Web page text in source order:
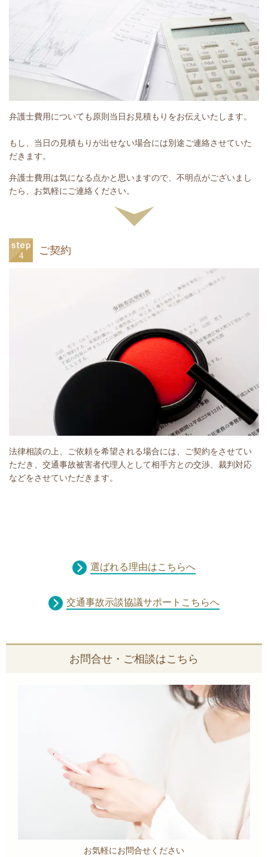
弁護士費用についても原則当日お見積もりをお伝えいたします。
もし、当日の見積もりが出せない場合には別途ご連絡させていた
だきます。
弁護士費用は気になる点かと思いますので、不明点がございまし
たら、お気軽にご連絡ください。
ご契約
法律相談の上、ご依頼を希望される場合には、ご契約をさせてい
ただき、交通事故被害者代理人として相手方との交渉、裁判対応
などをさせていただきます。
選ばれる理由はこちらへ
交通事故示談協議サポートこちらへ
お問合せ・ご相談はこちら
お気軽にお問合せください